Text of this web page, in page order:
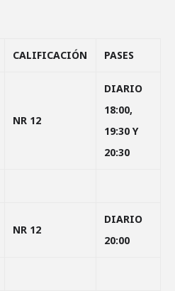
CALIFICACIÓN PASES
NR 12
DIARIO
18:00,
19:30 Y
20:30
NR 12
DIARIO
20:00